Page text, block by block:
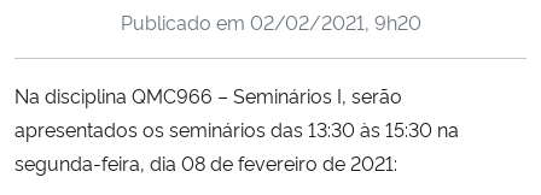
Ministério da Cidadania
Ministério de Minas e Energia
Publicado em 02/02/2021, 9h20
Na disciplina QMC966 – Seminários I, serão
apresentados os seminários das 13:30 às 15:30 na
segunda-feira, dia 08 de fevereiro de 2021: